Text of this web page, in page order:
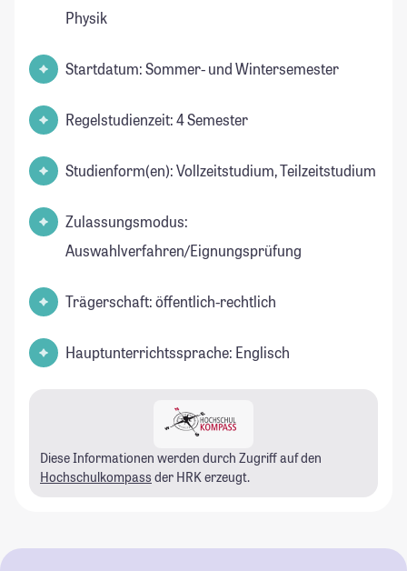
Physik
Startdatum: Sommer- und Wintersemester
Regelstudienzeit: 4 Semester
Studienform(en): Vollzeitstudium, Teilzeitstudium
Zulassungsmodus:
Auswahlverfahren/Eignungsprüfung
Trägerschaft: öffentlich-rechtlich
Hauptunterrichtssprache: Englisch
Diese Informationen werden durch Zugriff auf den
Hochschulkompass der HRK erzeugt.